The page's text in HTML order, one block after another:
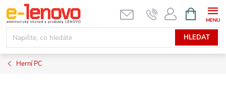
Přejít
na
obsah
HLEDAT
NÁKUPNÍ
KOŠÍK
Herní PC